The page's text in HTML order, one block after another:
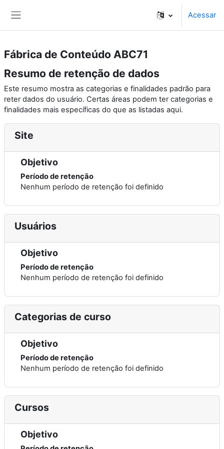
Acessar
Fábrica de Conteúdo ABC71
Resumo de retenção de dados
Este resumo mostra as categorias e finalidades padrão para
reter dados do usuário. Certas áreas podem ter categorias e
finalidades mais específicas do que as listadas aqui.
Site
Objetivo
Período de retenção
Nenhum período de retenção foi definido
Usuários
Objetivo
Período de retenção
Nenhum período de retenção foi definido
Categorias de curso
Objetivo
Período de retenção
Nenhum período de retenção foi definido
Cursos
Objetivo